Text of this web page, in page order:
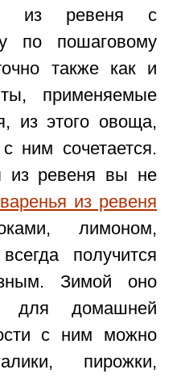
из ревеня с
по пошаговому
также как и
применяемые
из этого овоща,
ним сочетается.
из ревеня вы не
варенья из ревеня
лимоном,
получится
Зимой оно
для домашней
с ним можно
пирожки,